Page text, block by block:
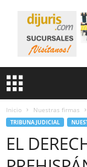
Inicio Nuestras firmas
TRIBUNA JUDICIAL
EL